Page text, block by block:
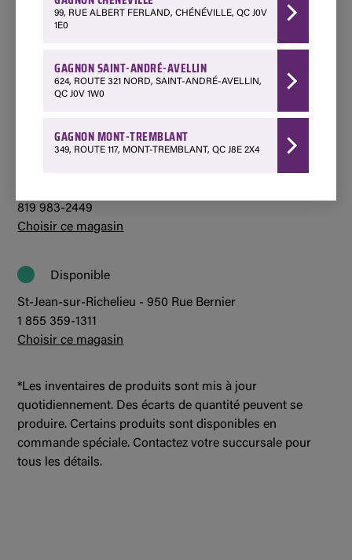
99, RUE ALBERT FERLAND, CHÉNÉVILLE, QC J0V
1E0
GAGNON SAINT-ANDRÉ-AVELLIN
624, ROUTE 321 NORD, SAINT-ANDRÉ-AVELLIN,
QC J0V 1W0
GAGNON MONT-TREMBLANT
349, ROUTE 117, MONT-TREMBLANT, QC J8E 2X4
Mont-Tremblant - 349 Québec 117
1 800 850-7662
819 983-2449
Choisir ce magasin
Disponible
St-Jean-sur-Richelieu - 950 Rue Bernier
1 855 359-1311
Choisir ce magasin
*Les inventaires de produits sont mis à jour
quotidiennement. Des écarts de quantité peuvent se
produire. Certains produits sont disponibles en
commande spéciale. Contactez votre succursale pour
tous les détails.